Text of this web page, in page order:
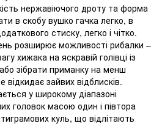
нержавіючого дроту та форма
в скобу вушко гачка легко, в
стиску, легко і чітко.
розширює можливості рибалки –
хижака на яскравій голівці із
зібрати приманку на менш
зайвих відблисків.
у широкому діапазоні
головок масою один і півтора
куль, що відлітають